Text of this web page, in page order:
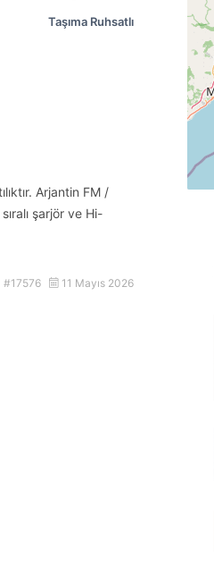
Taşıma Ruhsatlı
Arjantin FM /
şarjör ve Hi-
11 Mayıs 2026